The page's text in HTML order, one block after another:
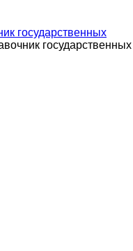
государственных
государственных